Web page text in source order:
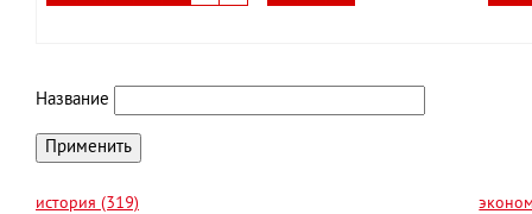
Название
история (319)